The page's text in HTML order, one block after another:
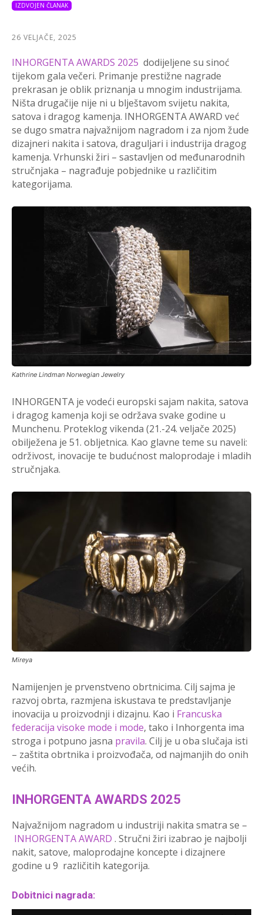
IZDVOJEN ČLANAK
26 VELJAČE, 2025
INHORGENTA AWARDS 2025 dodijeljene su sinoć
tijekom gala večeri. Primanje prestižne nagrade
prekrasan je oblik priznanja u mnogim industrijama.
Ništa drugačije nije ni u blještavom svijetu nakita,
satova i dragog kamenja. INHORGENTA AWARD već
se dugo smatra najvažnijom nagradom i za njom žude
dizajneri nakita i satova, draguljari i industrija dragog
kamenja. Vrhunski žiri – sastavljen od međunarodnih
stručnjaka – nagrađuje pobjednike u različitim
kategorijama.
Kathrine Lindman Norwegian Jewelry
INHORGENTA je vodeći europski sajam nakita, satova
i dragog kamenja koji se održava svake godine u
Munchenu. Proteklog vikenda (21.-24. veljače 2025)
obilježena je 51. obljetnica. Kao glavne teme su naveli:
održivost, inovacije te budućnost maloprodaje i mladih
stručnjaka.
Mireya
Namijenjen je prvenstveno obrtnicima. Cilj sajma je
razvoj obrta, razmjena iskustava te predstavljanje
inovacija u proizvodnji i dizajnu. Kao i Francuska
federacija visoke mode i mode, tako i Inhorgenta ima
stroga i potpuno jasna pravila. Cilj je u oba slučaja isti
– zaštita obrtnika i proizvođača, od najmanjih do onih
većih.
INHORGENTA AWARDS 2025
Najvažnijom nagradom u industriji nakita smatra se –
INHORGENTA AWARD . Stručni žiri izabrao je najbolji
nakit, satove, maloprodajne koncepte i dizajnere
godine u 9 različitih kategorija.
Dobitnici nagrada: